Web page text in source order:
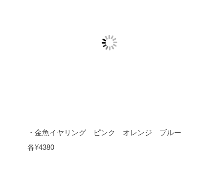
・金魚イヤリング ピンク オレンジ ブルー
各¥4380